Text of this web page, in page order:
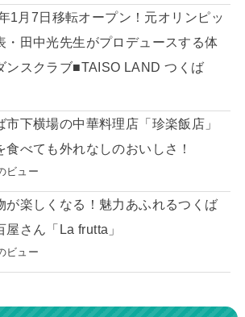
1月7日移転オープン！元オリンピッ
・田中光先生がプロデュースする体
ンスクラブ■TAISO LAND つくば
市下横場の中華料理店「珍楽飯店」
食べても外れなしのおいしさ！
ビュー
が楽しくなる！魅力あふれるつくば
屋さん「La frutta」
ビュー